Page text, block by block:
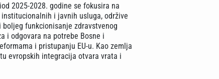
2025-2028. godine se fokusira na
i javnih usluga, održive
funkcionisanje zdravstvenog
i odgovara na potrebe Bosne i
i pristupanju EU-u. Kao zemlja
evropskih integracija otvara vrata i